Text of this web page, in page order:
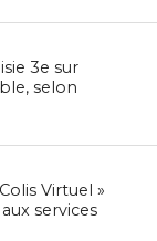
3e sur
selon
Virtuel »
services